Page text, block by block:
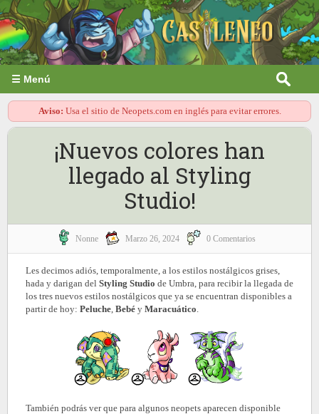
☰ Menú
Aviso: Usa el sitio de Neopets.com en inglés para evitar errores.
¡Nuevos colores han
llegado al Styling
Studio!
Nonne Marzo 26, 2024 0 Comentarios
Les decimos adiós, temporalmente, a los estilos nostálgicos grises,
hada y darigan del Styling Studio de Umbra, para recibir la llegada de
los tres nuevos estilos nostálgicos que ya se encuentran disponibles a
partir de hoy: Peluche Bebé y Maracuático
También podrás ver que para algunos neopets aparecen disponible